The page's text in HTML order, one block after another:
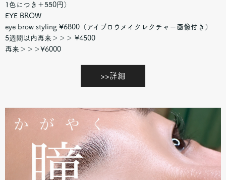
1色につき＋550円）
EYE BROW
eye brow styling ¥6800（アイブロウメイクレクチャー画像付き）
5週間以内再来＞＞＞ ¥4500
再来＞＞＞¥6000
>>詳細